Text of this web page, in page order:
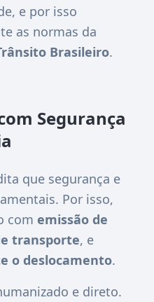
e por isso
as normas da
Brasileiro.
Segurança
que segurança e
Por isso,
com emissão de
transporte, e
o deslocamento.
e direto.